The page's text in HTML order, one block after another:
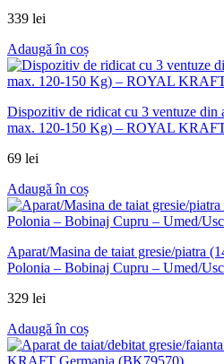
339 lei
Adaugă în coș
Dispozitiv de ridicat cu 3 ventuze din
max. 120-150 Kg) – ROYAL
69 lei
Adaugă în coș
Aparat/Masina de taiat gresie/piatra
Polonia – Bobinaj Cupru – Umed/
329 lei
Adaugă în coș